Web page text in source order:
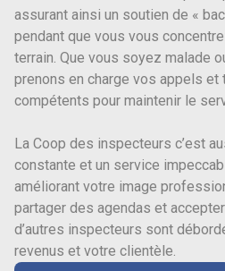
assurant ainsi un soutien de «
pendant que vous vous
terrain. Que vous soyez malade
prenons en charge vos appels
compétents pour maintenir le
La Coop des inspecteurs c’est
constante et un service
améliorant votre image
partager des agendas et
d’autres inspecteurs sont
revenus et votre clientèle.